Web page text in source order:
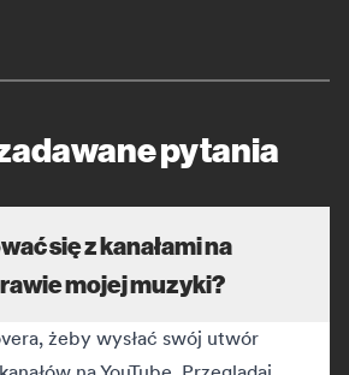
pytania
się z kanałami na
mojej muzyki?
żeby wysłać swój utwór